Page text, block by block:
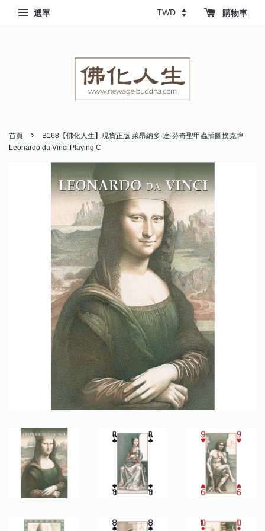
選單 購物車
首頁 ›
B168【佛化人生】現貨正版 萊昂納多·達·芬奇聖甲蟲插圖撲克牌
Leonardo da Vinci Playing C